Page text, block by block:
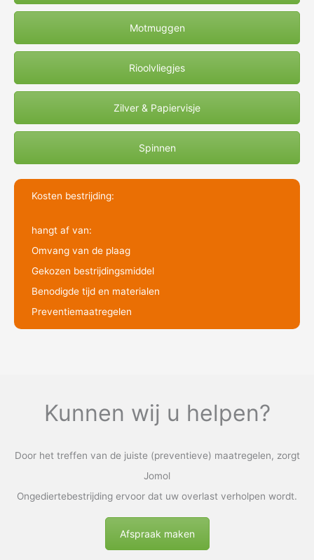
Motmuggen
Rioolvliegjes
Zilver & Papiervisje
Spinnen
Kosten bestrijding:
hangt af van:
Omvang van de plaag
Gekozen bestrijdingsmiddel
Benodigde tijd en materialen
Preventiemaatregelen
Kunnen wij u helpen?
Door het treffen van de juiste (preventieve) maatregelen, zorgt
Jomol
Ongediertebestrijding ervoor dat uw overlast verholpen wordt.
Afspraak maken